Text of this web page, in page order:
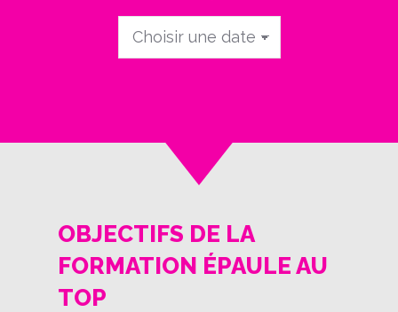
Formations
par
OBJECTIFS DE LA
FORMATION ÉPAULE AU
TOP